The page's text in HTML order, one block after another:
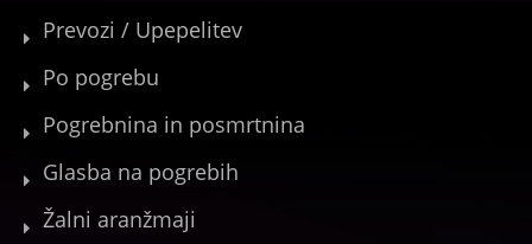
Prevozi / Upepelitev
Po pogrebu
Pogrebnina in posmrtnina
Glasba na pogrebih
Žalni aranžmaji